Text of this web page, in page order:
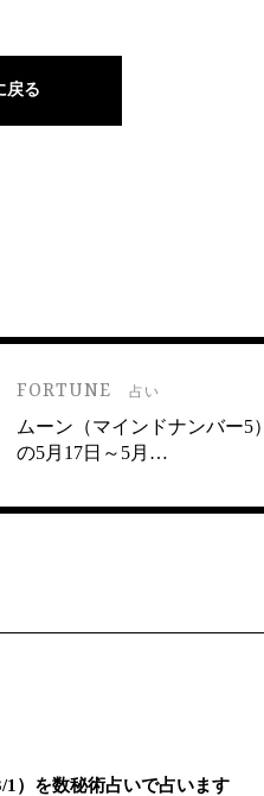
戻る
FORTUNE 占い
ムーン（マインドナンバー5）
の5月17日～5月…
）を数秘術占いで占います